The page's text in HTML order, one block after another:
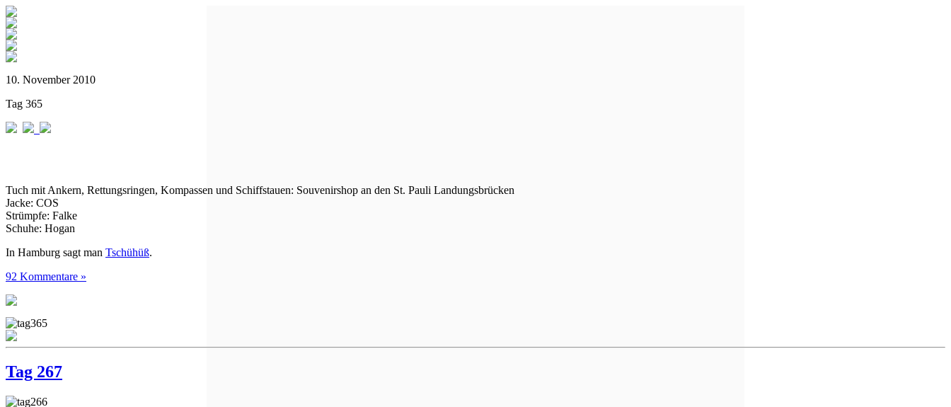
10. November 2010
Tag 365
Tuch mit Ankern, Rettungsringen, Kompassen und Schiffstauen: Souvenirshop an den St. Pauli Landungsbrücken
Jacke: COS
Strümpfe: Falke
Schuhe: Hogan
In Hamburg sagt man Tschühüß.
92 Kommentare »
Tag 267